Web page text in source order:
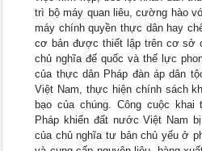
trì bộ máy quan liêu, cường hào
máy chính quyền thực dân hay
cơ bản được thiết lập trên cơ sở
chủ nghĩa đế quốc và thế lực
của thực dân Pháp đàn áp dân
Việt Nam, thực hiện chính sách
bạo của chúng. Công cuộc
Pháp khiến đất nước Việt Nam
của chủ nghĩa tư bản chủ yếu ở